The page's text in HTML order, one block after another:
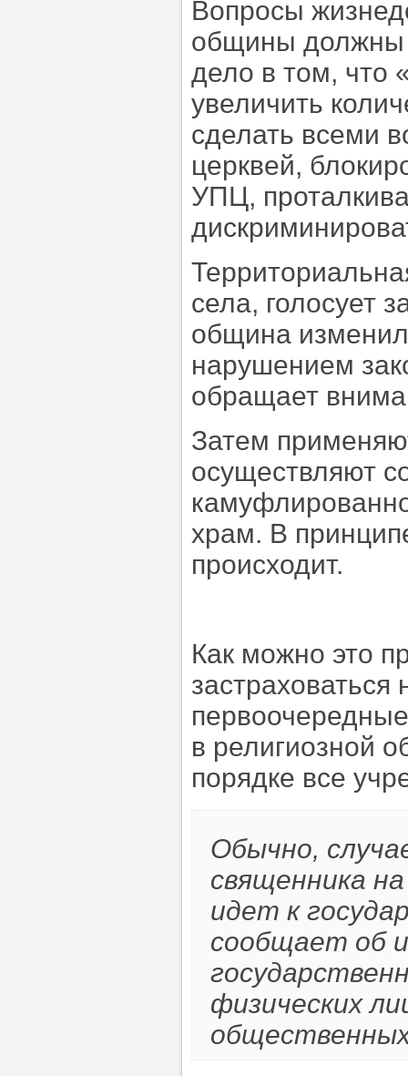
Вопросы
общины должны
дело в том, что
увеличить
сделать всеми
церквей,
УПЦ,
села, голосует
община
нарушением
обращает
Затем
осуществляют
храм. В
происходит.
Как можно это
в религиозной
порядке все
Обычно,
священника
идет к
сообщает об
физических